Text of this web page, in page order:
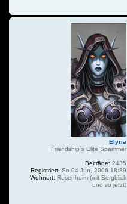
Elyria
Friendship`s Elite Spammer
Beiträge: 2435
Registriert: So 04 Jun, 2006 18:39
Wohnort: Rosenheim (mit Bergblick
und so jetzt)